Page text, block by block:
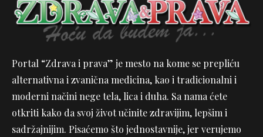
Portal “Zdrava i prava” je mesto na kome se prepliću
alternativna i zvanična medicina, kao i tradicionalni i
moderni načini nege tela, lica i duha. Sa nama ćete
otkriti kako da svoj život učinite zdravijim, lepšim i
sadržajnijim. Pisaćemo što jednostavnije, jer verujemo